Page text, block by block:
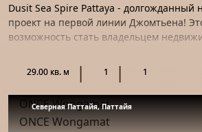
Dusit Sea Spire Pattaya - долгожданный
проект на первой линии Джомтьена!
возможность стать владельцем
29.00 кв. м 1 1
Северная Паттайя, Паттайя